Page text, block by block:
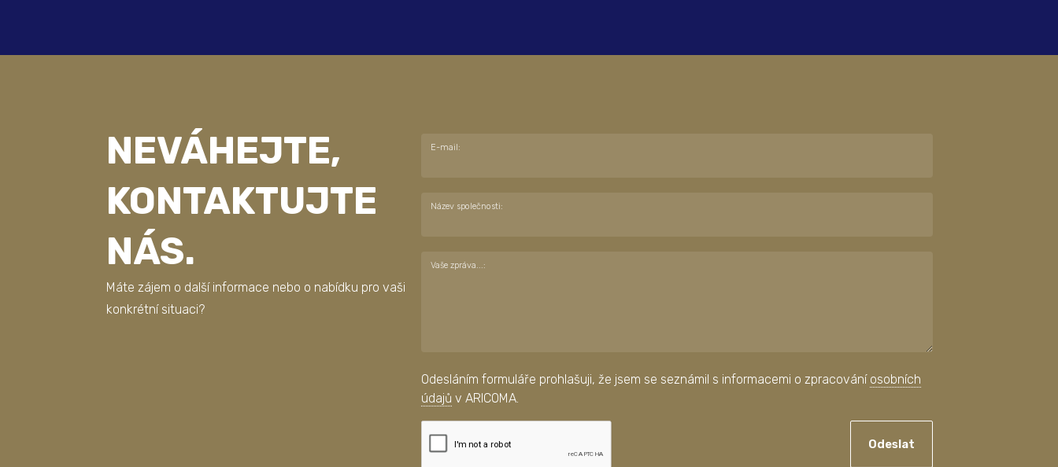
NEVÁHEJTE,
KONTAKTUJTE
NÁS.
Máte zájem o další informace nebo o nabídku pro vaši
konkrétní situaci?
E-mail:
Název společnosti:
Vaše zpráva...:
Odesláním formuláře prohlašuji, že jsem se seznámil s informacemi o zpracování osobních
údajů v ARICOMA.
Odeslat